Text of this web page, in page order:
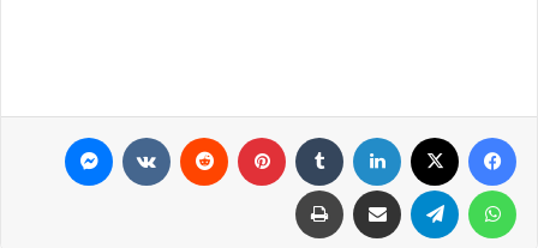
فيسبوك لينكدإن بينتيريست
واتساب تيلقرام مشاركة عبر البريد طباعة